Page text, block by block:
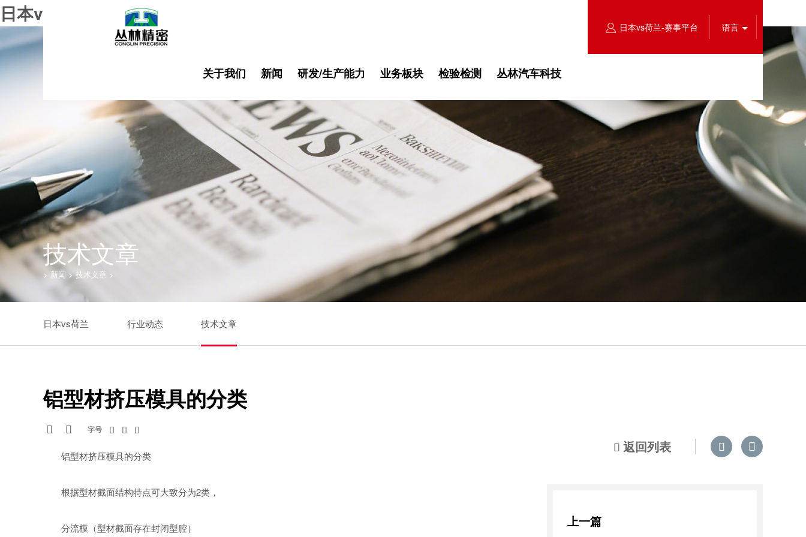
日本vs荷兰
语言
日本vs荷兰-赛事平台
关于我们 新闻 研发/生产能力 业务板块 检验检测 丛林汽车科技
技术文章
> 新闻 >技术文章 >
日本vs荷兰 行业动态 技术文章
铝型材挤压模具的分类
  字号   
铝型材挤压模具的分类
根据型材截面结构特点可大致分为2类，
分流模（型材截面存在封闭型腔）
 返回列表  
上一篇